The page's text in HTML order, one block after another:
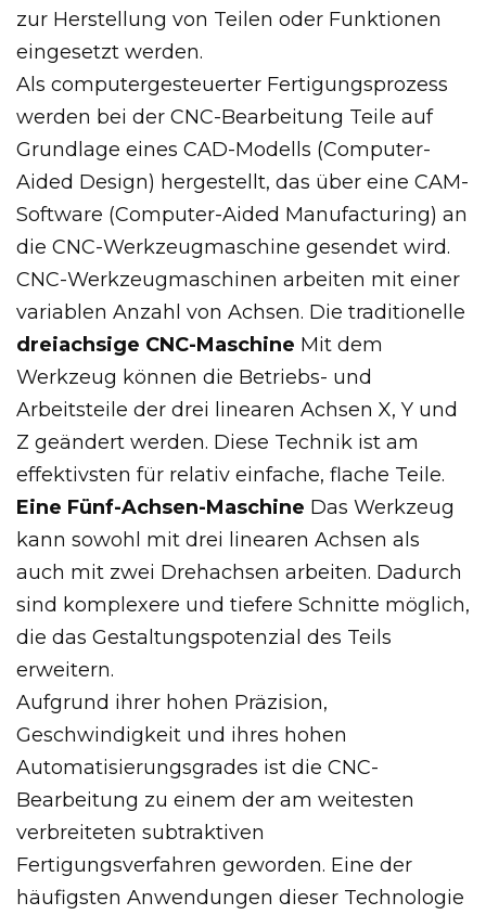
zur Herstellung von Teilen oder Funktionen
eingesetzt werden.
Als computergesteuerter Fertigungsprozess
werden bei der CNC-Bearbeitung Teile auf
Grundlage eines CAD-Modells (Computer-
Aided Design) hergestellt, das über eine CAM-
Software (Computer-Aided Manufacturing) an
die CNC-Werkzeugmaschine gesendet wird.
CNC-Werkzeugmaschinen arbeiten mit einer
variablen Anzahl von Achsen. Die traditionelle
dreiachsige CNC-Maschine Mit dem
Werkzeug können die Betriebs- und
Arbeitsteile der drei linearen Achsen X, Y und
Z geändert werden. Diese Technik ist am
effektivsten für relativ einfache, flache Teile.
Eine Fünf-Achsen-Maschine Das Werkzeug
kann sowohl mit drei linearen Achsen als
auch mit zwei Drehachsen arbeiten. Dadurch
sind komplexere und tiefere Schnitte möglich,
die das Gestaltungspotenzial des Teils
erweitern.
Aufgrund ihrer hohen Präzision,
Geschwindigkeit und ihres hohen
Automatisierungsgrades ist die CNC-
Bearbeitung zu einem der am weitesten
verbreiteten subtraktiven
Fertigungsverfahren geworden. Eine der
häufigsten Anwendungen dieser Technologie